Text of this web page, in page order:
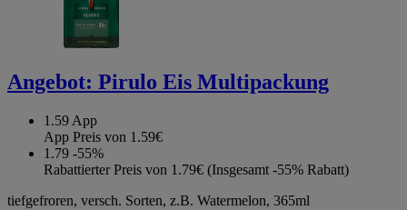
Angebot: Pirulo Eis Multipackung
1.59 App
App Preis von 1.59€
1.79 -55%
Rabattierter Preis von 1.79€ (Insgesamt -55% Rabatt)
tiefgefroren, versch. Sorten, z.B. Watermelon, 365ml